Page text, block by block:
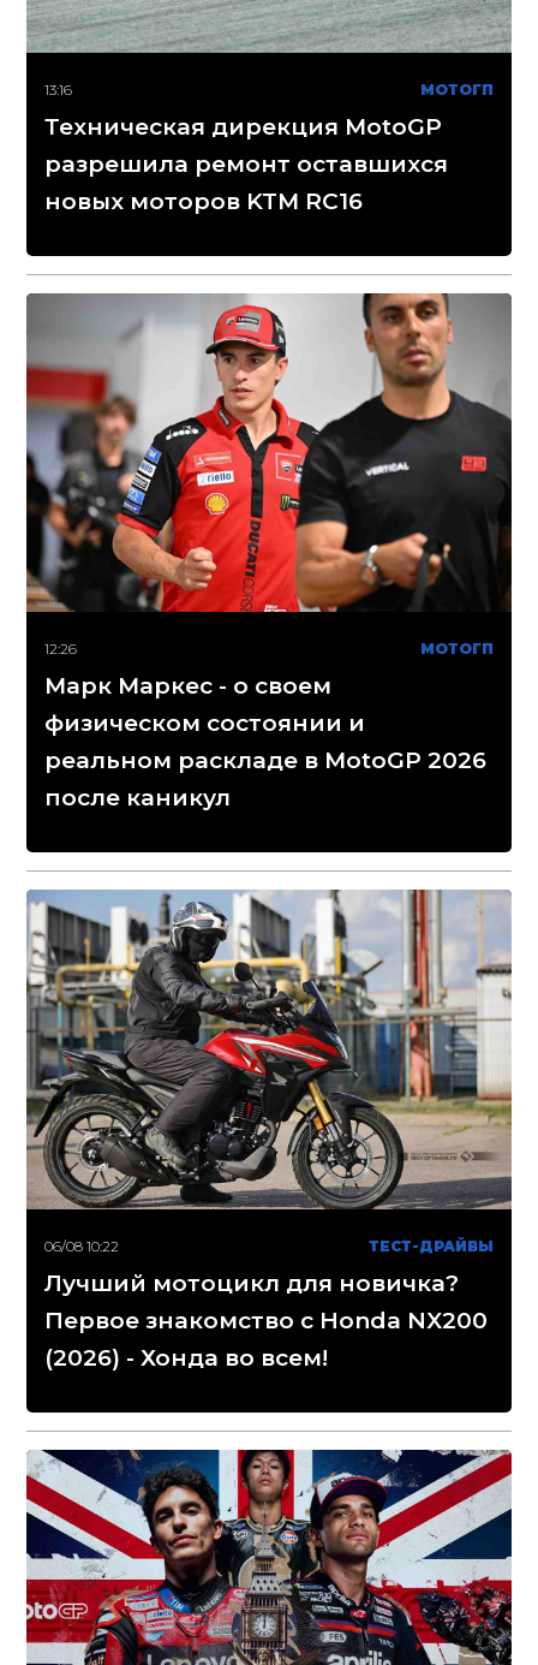
13:16 МОТОГП
Техническая дирекция MotoGP
разрешила ремонт оставшихся
новых моторов KTM RC16
12:26 МОТОГП
Марк Маркес - о своем
физическом состоянии и
реальном раскладе в MotoGP 2026
после каникул
06/08 10:22 ТЕСТ-ДРАЙВЫ
Лучший мотоцикл для новичка?
Первое знакомство с Honda NX200
(2026) - Хонда во всем!